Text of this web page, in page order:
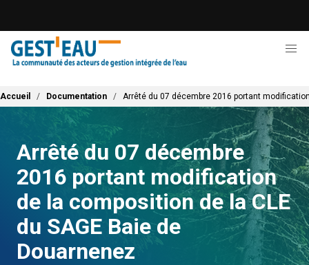
contenu
principal
Fil d'Ariane
Accueil Documentation Arrêté du 07 décembre 2016 portant
Arrêté du 07 décembre
2016 portant modification
de la composition de la CLE
du SAGE Baie de
Douarnenez